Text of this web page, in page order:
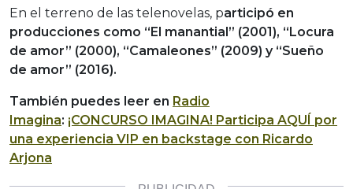
En el terreno de las telenovelas, participó en
producciones como “El manantial” (2001), “Locura
de amor” (2000), “Camaleones” (2009) y “Sueño
de amor” (2016).
También puedes leer en Radio
Imagina: ¡CONCURSO IMAGINA! Participa AQUÍ por
una experiencia VIP en backstage con Ricardo
Arjona